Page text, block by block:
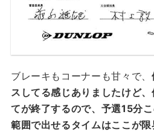
ブレーキもコーナーも甘々で、
スしてる感じありましたけど
てが終了するので、予選15分
範囲で出せるタイムはここが限